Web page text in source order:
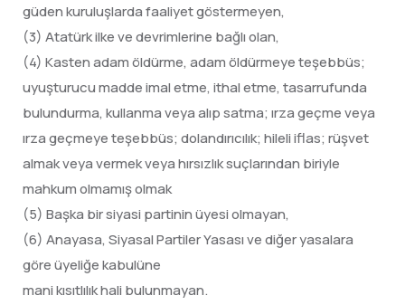
güden kuruluşlarda faaliyet göstermeyen,
(3) Atatürk ilke ve devrimlerine bağlı olan,
(4) Kasten adam öldürme, adam öldürmeye teşebbüs;
uyuşturucu madde imal etme, ithal etme, tasarrufunda
bulundurma, kullanma veya alıp satma; ırza geçme veya
ırza geçmeye teşebbüs; dolandırıcılık; hileli iflas; rüşvet
almak veya vermek veya hırsızlık suçlarından biriyle
mahkum olmamış olmak
(5) Başka bir siyasi partinin üyesi olmayan,
(6) Anayasa, Siyasal Partiler Yasası ve diğer yasalara
göre üyeliğe kabulüne
mani kısıtlılık hali bulunmayan.